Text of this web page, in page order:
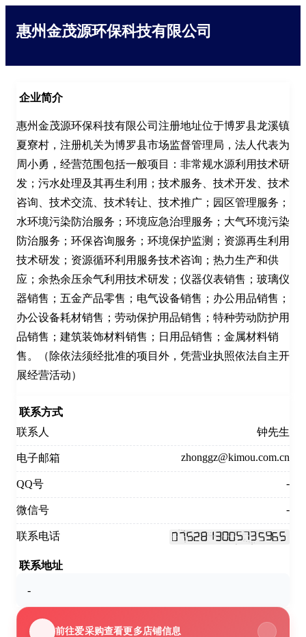
惠州金茂源环保科技有限公司
企业简介
惠州金茂源环保科技有限公司注册地址位于博罗县龙溪镇
夏寮村，注册机关为博罗县市场监督管理局，法人代表为
周小勇，经营范围包括一般项目：非常规水源利用技术研
发；污水处理及其再生利用；技术服务、技术开发、技术
咨询、技术交流、技术转让、技术推广；园区管理服务；
水环境污染防治服务；环境应急治理服务；大气环境污染
防治服务；环保咨询服务；环境保护监测；资源再生利用
技术研发；资源循环利用服务技术咨询；热力生产和供
应；余热余压余气利用技术研发；仪器仪表销售；玻璃仪
器销售；五金产品零售；电气设备销售；办公用品销售；
办公设备耗材销售；劳动保护用品销售；特种劳动防护用
品销售；建筑装饰材料销售；日用品销售；金属材料销
售。（除依法须经批准的项目外，凭营业执照依法自主开
展经营活动）
联系方式
联系人
钟先生
电子邮箱 zhonggz@kimou.com.cn
QQ号 -
微信号 -
联系电话
联系地址
-
前往爱采购查看更多店铺信息